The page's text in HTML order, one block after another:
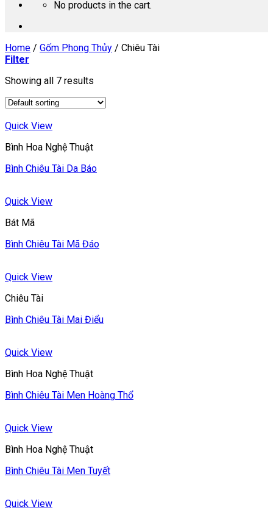
No products in the cart.
Home / Gốm Phong Thủy / Chiêu Tài
Filter
Showing all 7 results
Quick View
Bình Hoa Nghệ Thuật
Bình Chiêu Tài Da Báo
Quick View
Bát Mã
Bình Chiêu Tài Mã Đáo
Quick View
Chiêu Tài
Bình Chiêu Tài Mai Điểu
Quick View
Bình Hoa Nghệ Thuật
Bình Chiêu Tài Men Hoàng Thổ
Quick View
Bình Hoa Nghệ Thuật
Bình Chiêu Tài Men Tuyết
Quick View